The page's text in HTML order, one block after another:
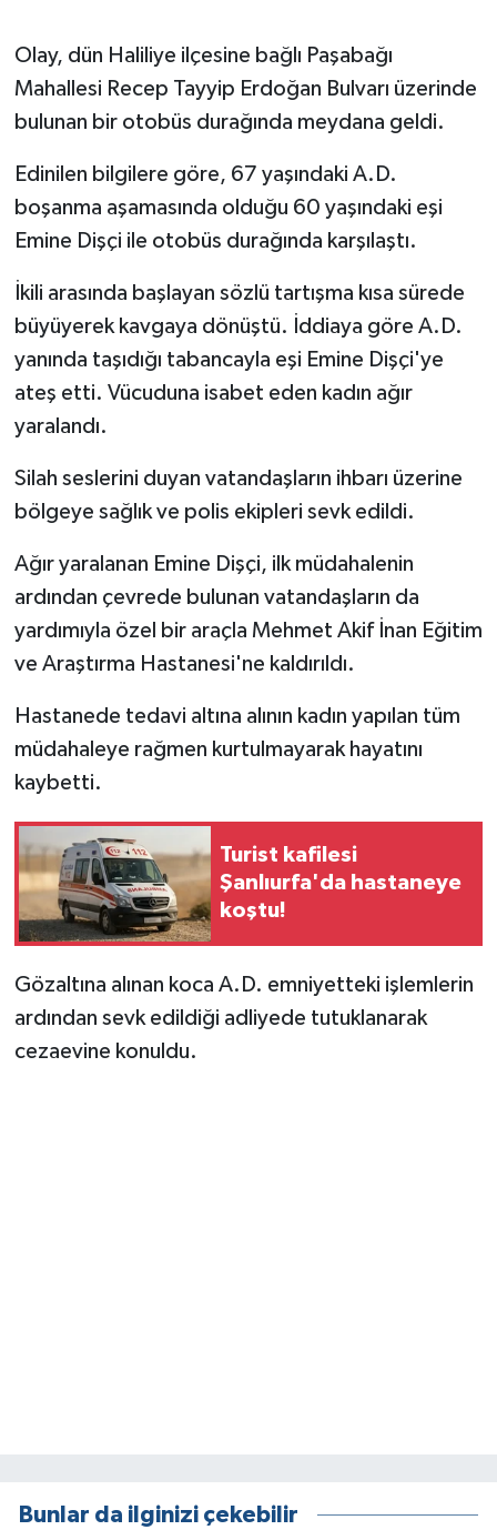
Olay, dün Haliliye ilçesine bağlı Paşabağı
Mahallesi Recep Tayyip Erdoğan Bulvarı üzerinde
bulunan bir otobüs durağında meydana geldi.
Edinilen bilgilere göre, 67 yaşındaki A.D.
boşanma aşamasında olduğu 60 yaşındaki eşi
Emine Dişçi ile otobüs durağında karşılaştı.
İkili arasında başlayan sözlü tartışma kısa sürede
büyüyerek kavgaya dönüştü. İddiaya göre A.D.
yanında taşıdığı tabancayla eşi Emine Dişçi'ye
ateş etti. Vücuduna isabet eden kadın ağır
yaralandı.
Silah seslerini duyan vatandaşların ihbarı üzerine
bölgeye sağlık ve polis ekipleri sevk edildi.
Ağır yaralanan Emine Dişçi, ilk müdahalenin
ardından çevrede bulunan vatandaşların da
yardımıyla özel bir araçla Mehmet Akif İnan Eğitim
ve Araştırma Hastanesi'ne kaldırıldı.
Hastanede tedavi altına alının kadın yapılan tüm
müdahaleye rağmen kurtulmayarak hayatını
kaybetti.
Turist kafilesi
Şanlıurfa'da hastaneye
koştu!
Gözaltına alınan koca A.D. emniyetteki işlemlerin
ardından sevk edildiği adliyede tutuklanarak
cezaevine konuldu.
Bunlar da ilginizi çekebilir